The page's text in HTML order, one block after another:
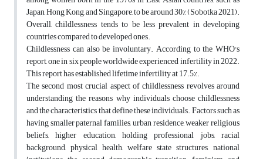
Japan, Hong Kong, and Singapore, to be around 30% (Sobotka 2021).
Overall, childlessness tends to be less prevalent in developing
countries compared to developed ones.
Childlessness can also be involuntary. According to the WHO's
report, one in six people worldwide experienced infertility in 2022.
This report has established lifetime infertility at 17.5%.
The second most crucial aspect of childlessness revolves around
understanding the reasons why individuals choose childlessness
and the characteristics that define these individuals. Factors such as
having smaller paternal families, urban residence, weaker religious
beliefs, higher education, holding professional jobs, racial
background, physical health, welfare state structures, national